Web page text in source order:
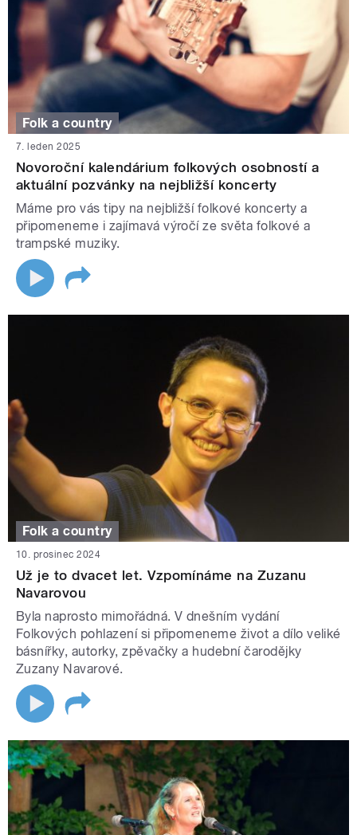
Folk a country
7. leden 2025
Novoroční kalendárium folkových osobností a
aktuální pozvánky na nejbližší koncerty
Máme pro vás tipy na nejbližší folkové koncerty a
připomeneme i zajímavá výročí ze světa folkové a
trampské muziky.
Folk a country
10. prosinec 2024
Už je to dvacet let. Vzpomínáme na Zuzanu
Navarovou
Byla naprosto mimořádná. V dnešním vydání
Folkových pohlazení si připomeneme život a dílo veliké
básnířky, autorky, zpěvačky a hudební čarodějky
Zuzany Navarové.